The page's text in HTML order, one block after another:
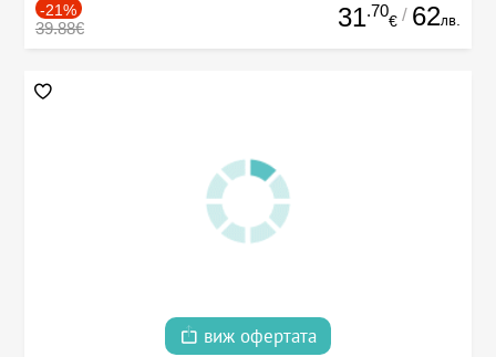
-21%
39.88€ 31.70
€ / 62лв.
виж офертата